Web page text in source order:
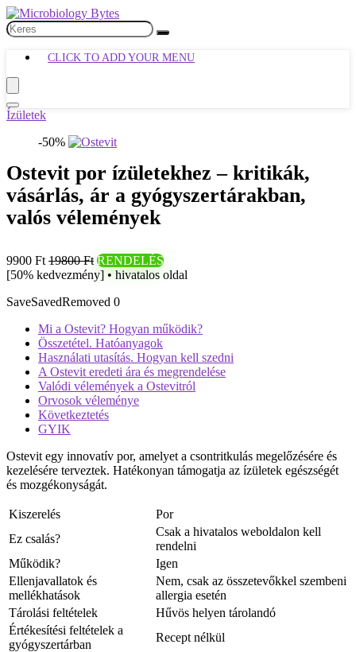
CLICK TO ADD YOUR MENU
Ízületek
-50%
Ostevit por ízületekhez – kritikák,
vásárlás, ár a gyógyszertárakban,
valós vélemények
9900 Ft 19800 Ft RENDELÉS
[50% kedvezmény] • hivatalos oldal
SaveSavedRemoved 0
Mi a Ostevit? Hogyan működik?
Összetétel. Hatóanyagok
Használati utasítás. Hogyan kell szedni
A Ostevit eredeti ára és megrendelése
Valódi vélemények a Ostevitról
Orvosok véleménye
Következtetés
GYIK
Ostevit egy innovatív por, amelyet a csontritkulás megelőzésére és
kezelésére terveztek. Hatékonyan támogatja az ízületek egészségét
és mozgékonyságát.
Kiszerelés
Por
Ez csalás?
Csak a hivatalos weboldalon kell
rendelni
Működik?
Igen
Ellenjavallatok és
mellékhatások
Nem, csak az összetevőkkel szembeni
allergia esetén
Tárolási feltételek
Hűvös helyen tárolandó
Értékesítési feltételek a
gyógyszertárban
Recept nélkül